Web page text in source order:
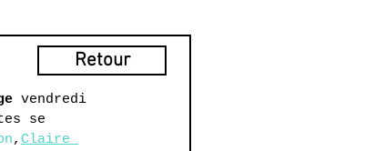
vendredi
se
, Claire
Retour